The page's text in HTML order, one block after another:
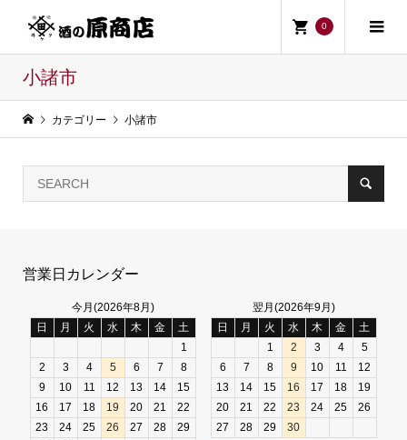
0
小諸市
カテゴリー 小諸市
営業日カレンダー
今月(2026年8月)
日
月 火 水 木 金
土
1
2
3 4 5 6 7
8
9
10 11 12 13 14
15
16
17 18 19 20 21
22
23
24 25 26 27 28
29
翌月(2026年9月)
日
月 火 水 木 金
土
1
2 3 4
5
6
7 8 9 10 11
12
13
14 15 16 17 18
19
20
21 22 23 24 25
26
27
28 29 30